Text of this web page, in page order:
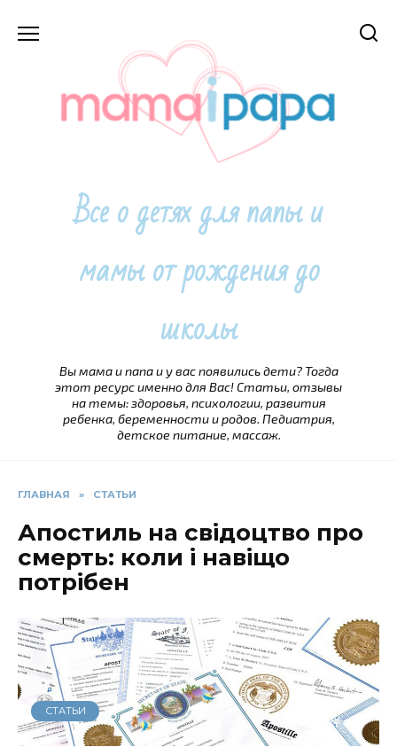
Все о детях для папы и
мамы от рождения до
школы
Вы мама и папа и у вас появились дети? Тогда
этот ресурс именно для Вас! Статьи, отзывы
на темы: здоровья, психологии, развития
ребенка, беременности и родов. Педиатрия,
детское питание, массаж.
ГЛАВНАЯ » СТАТЬИ
Апостиль на свідоцтво про
смерть: коли і навіщо
потрібен
СТАТЬИ